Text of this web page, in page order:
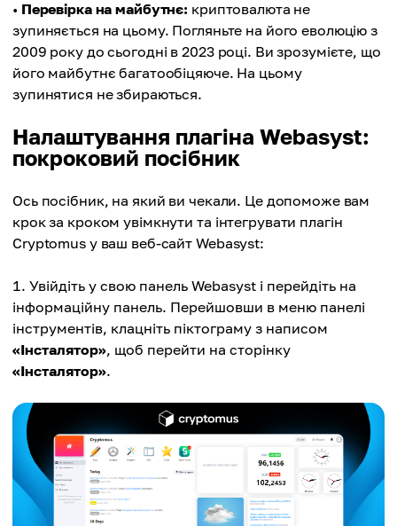
• Перевірка на майбутнє: криптовалюта не
зупиняється на цьому. Погляньте на його еволюцію з
2009 року до сьогодні в 2023 році. Ви зрозумієте, що
його майбутнє багатообіцяюче. На цьому
зупинятися не збираються.
Налаштування плагіна Webasyst:
покроковий посібник
Ось посібник, на який ви чекали. Це допоможе вам
крок за кроком увімкнути та інтегрувати плагін
Cryptomus у ваш веб-сайт Webasyst:
Увійдіть у свою панель Webasyst і перейдіть на
інформаційну панель. Перейшовши в меню панелі
інструментів, клацніть піктограму з написом
«Інсталятор», щоб перейти на сторінку
«Інсталятор».